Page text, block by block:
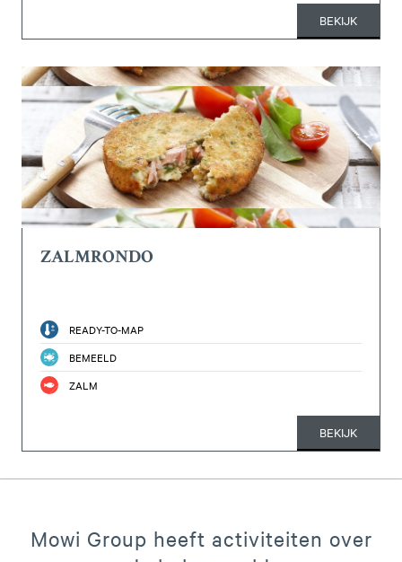
BEKIJK
ZALMRONDO
READY-TO-MAP
BEMEELD
ZALM
BEKIJK
Mowi Group heeft activiteiten over